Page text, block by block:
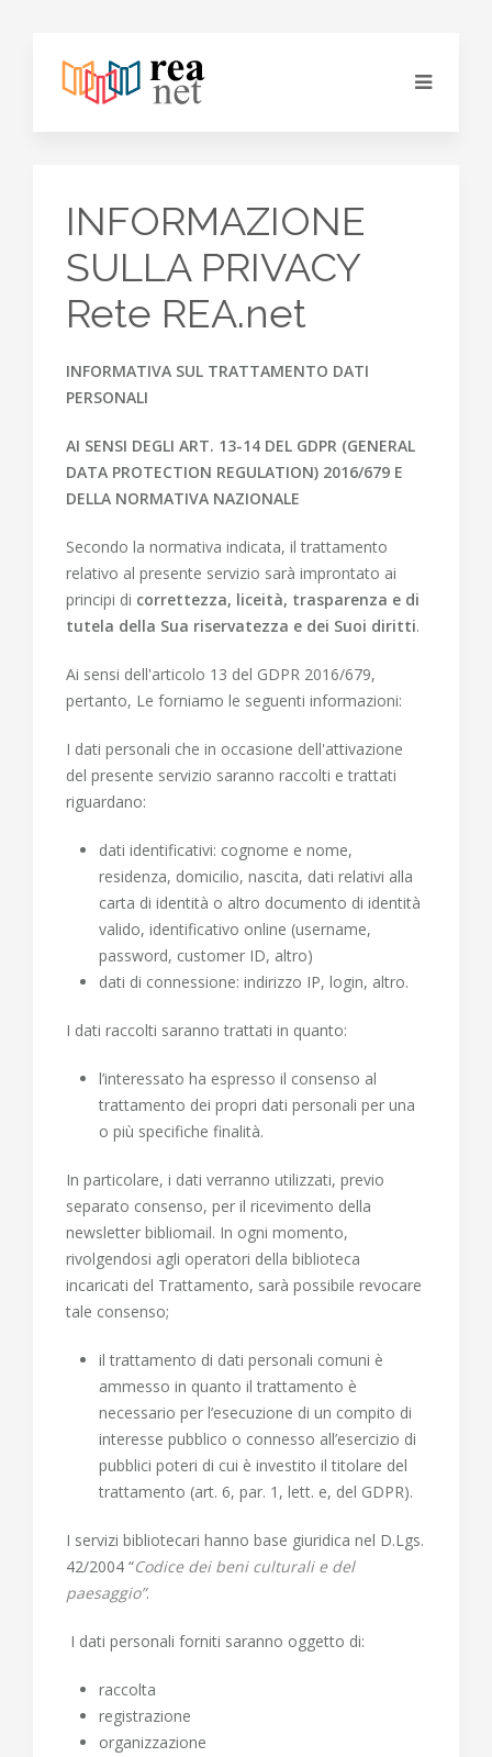
INFORMAZIONE
SULLA PRIVACY
Rete REA.net
INFORMATIVA SUL TRATTAMENTO DATI
PERSONALI
AI SENSI DEGLI ART. 13-14 DEL GDPR (GENERAL
DATA PROTECTION REGULATION) 2016/679 E
DELLA NORMATIVA NAZIONALE
Secondo la normativa indicata, il trattamento
relativo al presente servizio sarà improntato ai
principi di correttezza, liceità, trasparenza e di
tutela della Sua riservatezza e dei Suoi diritti.
Ai sensi dell'articolo 13 del GDPR 2016/679,
pertanto, Le forniamo le seguenti informazioni:
I dati personali che in occasione dell'attivazione
del presente servizio saranno raccolti e trattati
riguardano:
dati identificativi: cognome e nome,
residenza, domicilio, nascita, dati relativi alla
carta di identità o altro documento di identità
valido, identificativo online (username,
password, customer ID, altro)
dati di connessione: indirizzo IP, login, altro.
I dati raccolti saranno trattati in quanto:
l’interessato ha espresso il consenso al
trattamento dei propri dati personali per una
o più specifiche finalità.
In particolare, i dati verranno utilizzati, previo
separato consenso, per il ricevimento della
newsletter bibliomail. In ogni momento,
rivolgendosi agli operatori della biblioteca
incaricati del Trattamento, sarà possibile revocare
tale consenso;
il trattamento di dati personali comuni è
ammesso in quanto il trattamento è
necessario per l’esecuzione di un compito di
interesse pubblico o connesso all’esercizio di
pubblici poteri di cui è investito il titolare del
trattamento (art. 6, par. 1, lett. e, del GDPR).
I servizi bibliotecari hanno base giuridica nel D.Lgs.
42/2004 “Codice dei beni culturali e del
paesaggio”.
I dati personali forniti saranno oggetto di:
raccolta
registrazione
organizzazione